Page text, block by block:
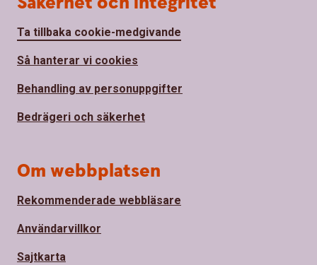
Ta tillbaka cookie-medgivande
Så hanterar vi cookies
Behandling av personuppgifter
Bedrägeri och säkerhet
Om webbplatsen
Rekommenderade webbläsare
Användarvillkor
Sajtkarta